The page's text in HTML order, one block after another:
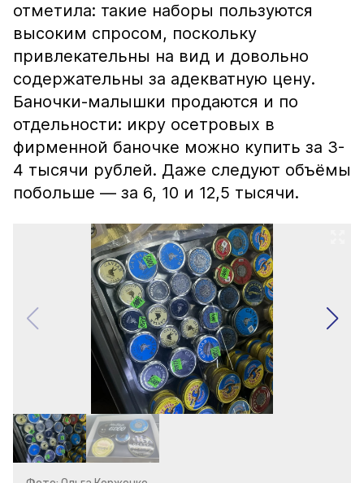
отметила: такие наборы пользуются
высоким спросом, поскольку
привлекательны на вид и довольно
содержательны за адекватную цену.
Баночки-малышки продаются и по
отдельности: икру осетровых в
фирменной баночке можно купить за 3-
4 тысячи рублей. Даже следуют объёмы
побольше — за 6, 10 и 12,5 тысячи.